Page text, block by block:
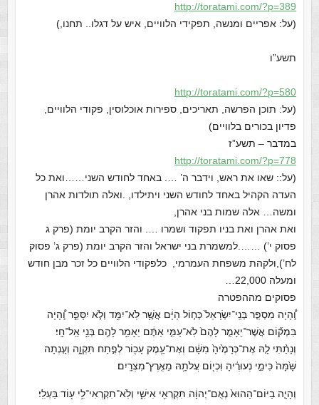
http://toratami.com/?p=389
(על: אפריים ומנשה, תפקידי הלוויים, איש על דגלו.. תחנו,)
תשע”ו
http://toratami.com/?p=580
(על: תוכן הפרשה, תאריכים, ספירות אוכלוסין, פקודי הלוויים,
פדיון בכורים בלוויים)
במדבר – תשע”ז
http://toratami.com/?p=778
(על:: שאו את ראש, וידבר ה’ …. באחד לחודש השני……ואת כל
העדה הקהיל באחד לחודש השני ויתילדו, .ואלה תולדות אהרן
ומשה… אלה שמות בני אהרן,
ואת אהרן ואת בניו תפקוד ושמרו …. והזר הקרב יומת (פרק ג
פסוק י’) …….למשמרת בני ישראל והזר הקרב יומת (פרק ג’ פסוק
לח’),ולקהת משפחת העמרמי, כלפקודי הלוויים כל זכר מבן חודש
ומעלה 22,000…
פסוקים מההפטרה
וְֽ֠הָיָה מִסְפַּ֤ר בְּנֵֽי־יִשְׂרָאֵל֙ כְּח֣וֹל הַיָּ֔ם אֲשֶׁ֥ר לֹֽא־יִמַּ֖ד וְלֹ֣א יִסָּפֵ֑ר וְֽ֠הָיָה
בִּמְק֞וֹם אֲשֶׁר־יֵאָמֵ֤ר לָהֶם֙ לֹֽא־עַמִּ֣י אַתֶּ֔ם יֵאָמֵ֥ר לָהֶ֖ם בְּנֵ֥י אֵֽל־חָֽי׃
וְנָתַ֨תִּי לָ֤הּ אֶת־כְּרָמֶ֙יהָ֙ מִשָּׁ֔ם וְאֶת־עֵ֥מֶק עָכ֖וֹר לְפֶ֣תַח תִּקְוָ֑ה וְעָ֤נְתָה
שָּׁ֙מָּה֙ כִּימֵ֣י נְעוּרֶ֔יהָ וִּכְי֖וֹם עֲלֹתָ֥הּ מֵאֶֽרֶץ־מִצְרָֽיִם׃
וְהָיָ֤ה בַיּוֹם־הַהוּא֙ נְאֻם־יְהוָ֔ה תִּקְרְאִ֖י אִישִׁ֑י וְלֹֽא־תִקְרְאִי־לִ֥י ע֖וֹד בַּעְלִֽי׃